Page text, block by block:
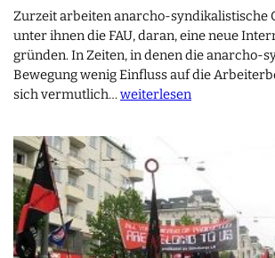
Zurzeit arbeiten anarcho-syndikalistische
unter ihnen die FAU, daran, eine neue
gründen. In Zeiten, in denen die anarcho-
Bewegung wenig Einfluss auf die
sich vermutlich…weiterlesen